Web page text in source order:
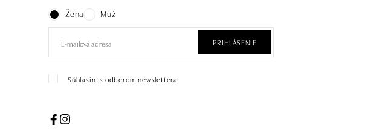
Žena
Muž
PRIHLÁSENIE
Súhlasím s odberom newslettera